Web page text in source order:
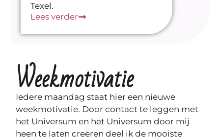
Texel.
Lees verder
Weekmotivatie
Iedere maandag staat hier een nieuwe
weekmotivatie. Door contact te leggen met
het Universum en het Universum door mij
heen te laten creëren deel ik de mooiste